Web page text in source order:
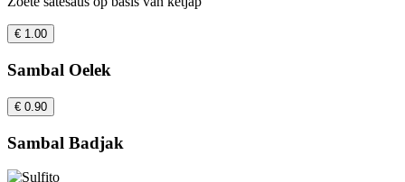
€ 1.00
Sambal Oelek
€ 0.90
Sambal Badjak